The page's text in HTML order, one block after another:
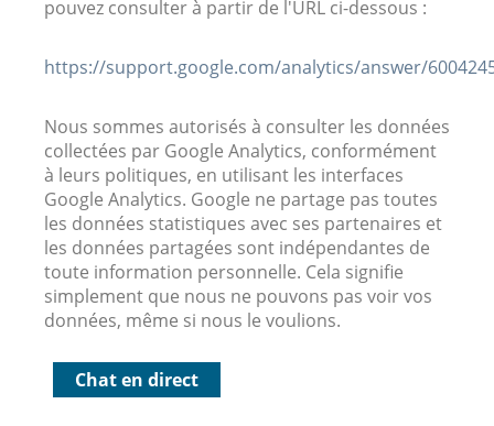
pouvez consulter à partir de l'URL ci-dessous :
https://support.google.com/analytics/answer/
Nous sommes autorisés à consulter les données
collectées par Google Analytics, conformément
à leurs politiques, en utilisant les interfaces
Google Analytics. Google ne partage pas toutes
les données statistiques avec ses partenaires et
les données partagées sont indépendantes de
toute information personnelle. Cela signifie
simplement que nous ne pouvons pas voir vos
données, même si nous le voulions.
Chat en direct